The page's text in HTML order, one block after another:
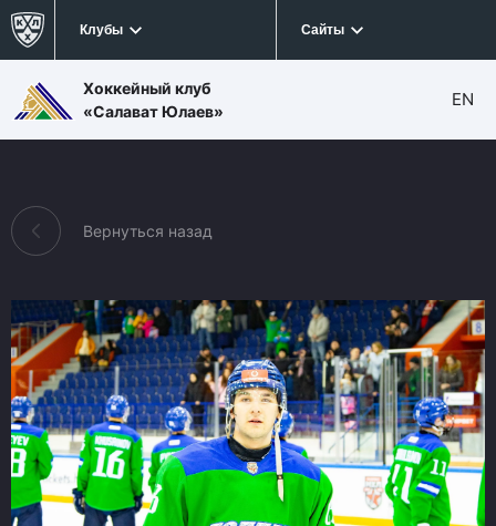
Клубы Сайты
Хоккейный клуб
«Салават Юлаев»
EN
Вернуться назад